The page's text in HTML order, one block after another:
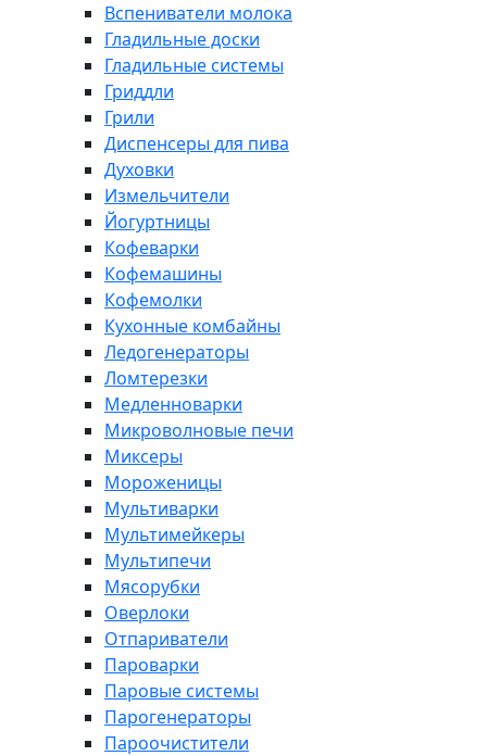
Вспениватели молока
Гладильные доски
Гладильные системы
Гриддли
Грили
Диспенсеры для пива
Духовки
Измельчители
Йогуртницы
Кофеварки
Кофемашины
Кофемолки
Кухонные комбайны
Ледогенераторы
Ломтерезки
Медленноварки
Микроволновые печи
Миксеры
Мороженицы
Мультиварки
Мультимейкеры
Мультипечи
Мясорубки
Оверлоки
Отпариватели
Пароварки
Паровые системы
Парогенераторы
Пароочистители